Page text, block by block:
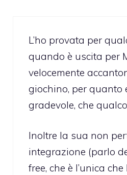
L’ho provata per
quando è uscita per
velocemente
giochino, per quanto
gradevole, che
Inoltre la sua non
integrazione (parlo
free, che è l’unica